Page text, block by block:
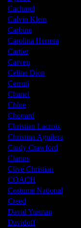
Cacharel
Calvin Klein
Carbine
Carolina Herrera
Cartier
Carven
Celine Dion
Cerruti
Chanel
Chloe
Chopard
Christian Lacroix
Christina Aguilera
Cindy Crawford
Clarins
Clive Christian
COACH
Costume National
Creed
David Yurman
Davidoff